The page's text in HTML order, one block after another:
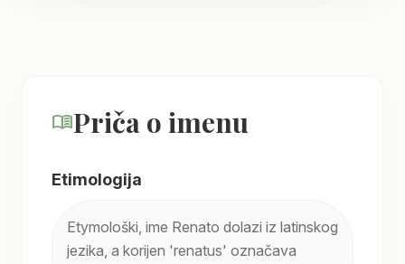
menu_bookPriča o imenu
Etimologija
Etymološki, ime Renato dolazi iz latinskog
jezika, a korijen 'renatus' označava